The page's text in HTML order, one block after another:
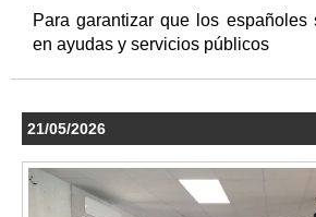
Para garantizar que los españoles
en ayudas y servicios públicos
21/05/2026